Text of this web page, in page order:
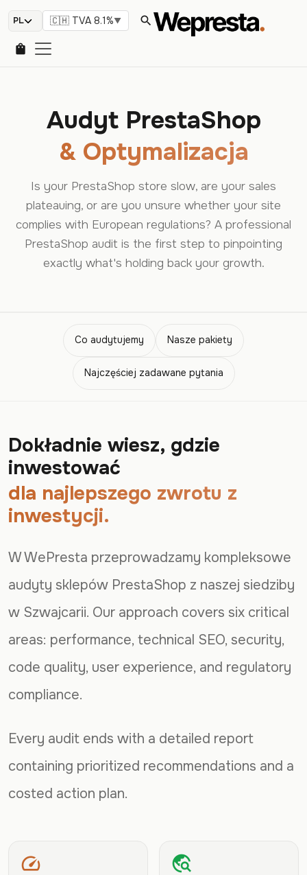
🇨🇭 TVA 8.1%▼ search
shopping_bag
Audyt PrestaShop
& Optymalizacja
Is your PrestaShop store slow, are your sales
plateauing, or are you unsure whether your site
complies with European regulations? A professional
PrestaShop audit is the first step to pinpointing
exactly what's holding back your growth.
Co audytujemy Nasze pakiety
Najczęściej zadawane pytania
Dokładnie wiesz, gdzie
inwestować
dla najlepszego zwrotu z
inwestycji.
W WePresta przeprowadzamy kompleksowe
audyty sklepów PrestaShop z naszej siedziby
w Szwajcarii. Our approach covers six critical
areas: performance, technical SEO, security,
code quality, user experience, and regulatory
compliance.
Every audit ends with a detailed report
containing prioritized recommendations and a
costed action plan.
speed travel_explore